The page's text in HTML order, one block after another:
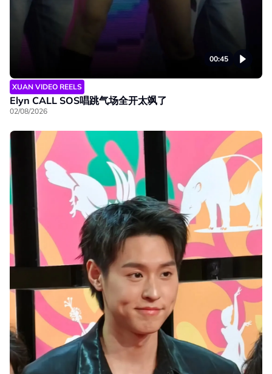
00:45
XUAN VIDEO REELS
Elyn CALL SOS唱跳气场全开太飒了
02/08/2026